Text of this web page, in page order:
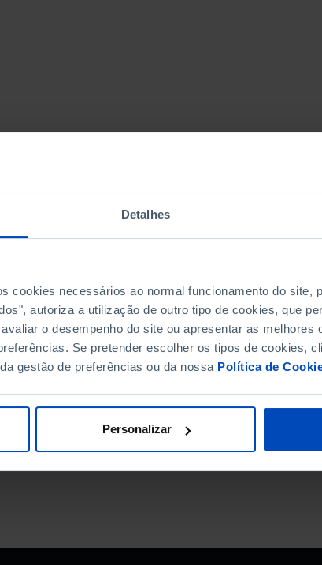
Detalhes
cookies necessários ao normal funcionamento do site,
autoriza a utilização de outro tipo de cookies, que
o desempenho do site ou apresentar as melhores
Se pretender escolher os tipos de cookies,
gestão de preferências ou da nossa Política de
Personalizar
DATA DE FIM